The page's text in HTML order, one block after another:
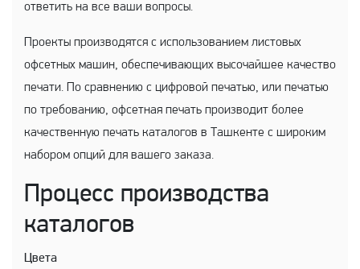
ответить на все ваши вопросы.
Проекты производятся с использованием листовых
офсетных машин, обеспечивающих высочайшее качество
печати. По сравнению с цифровой печатью, или печатью
по требованию, офсетная печать производит более
качественную печать каталогов в Ташкенте с широким
набором опций для вашего заказа.
Процесс производства
каталогов
Цвета